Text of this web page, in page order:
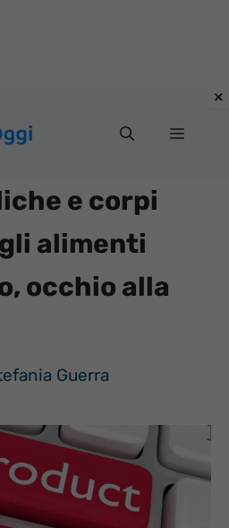
Menu
e corpi
alimenti
occhio alla
Guerra